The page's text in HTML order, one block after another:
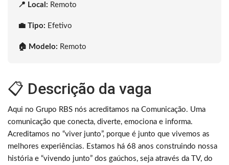
📍 Local: Remoto
💼 Tipo: Efetivo
🏠 Modelo: Remoto
📋 Descrição da vaga
Aqui no Grupo RBS nós acreditamos na Comunicação. Uma
comunicação que conecta, diverte, emociona e informa.
Acreditamos no “viver junto”, porque é junto que vivemos as
melhores experiências. Estamos há 68 anos construindo nossa
história e “vivendo junto” dos gaúchos, seja através da TV, do